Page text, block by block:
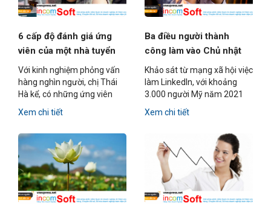
6 cấp độ đánh giá ứng
viên của một nhà tuyển
dụng
Với kinh nghiệm phỏng vấn
hàng nghìn người, chị Thái
Hà kể, có những ứng viên
bằng giỏi vẫn trượt do chỉ
dừng lại ở cấp độ 1 trong
Xem chi tiết
Ba điều người thành
công làm vào Chủ nhật
Khảo sát từ mạng xã hội việc
làm LinkedIn, với khoảng
3.000 người Mỹ năm 2021
cho thấy, 66% người được
hỏi thừa nhận họ có "Nỗi sợ
Xem chi tiết